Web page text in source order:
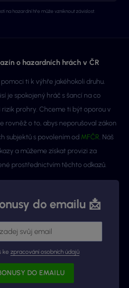
na hazardní hře může vzniknout závislost.
o hazardních hrách v ČR
ti k výhře jakéhokoli druhu.
je spokojený hráč s šancí na co
rizik prohry. Chceme ti být oporou v
rovněž o to, abys neporušoval zákon
subjektů s povolením od MFČR. Náš
a můžeme získat provizi za
prostřednictvím těchto odkazů.
do emailu 📩
ke zpracování osobních údajů